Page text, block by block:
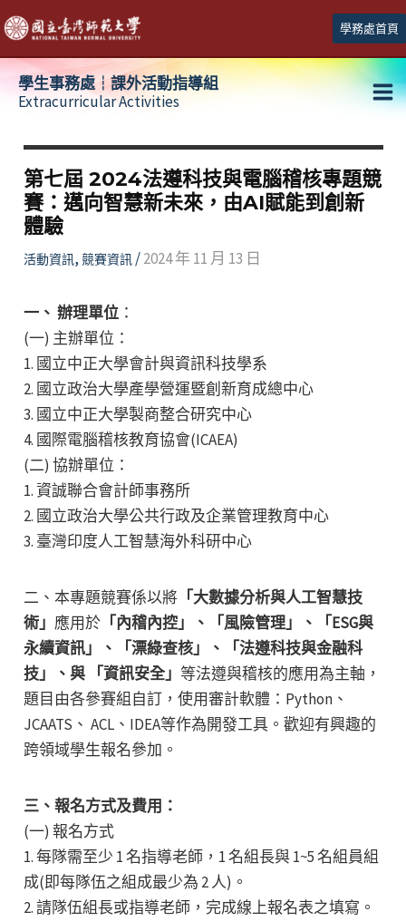
跳
至
主
學務處首頁
學生事務處┆課外活動指導組
Extracurricular Activities
第七屆 2024法遵科技與電腦稽核專題競
賽：邁向智慧新未來，由AI賦能到創新
體驗
活動資訊, 競賽資訊/2024 年 11 月 13 日
一、 辦理單位：
(一) 主辦單位：
1. 國立中正大學會計與資訊科技學系
2. 國立政治大學產學營運暨創新育成總中心
3. 國立中正大學製商整合研究中心
4. 國際電腦稽核教育協會(ICAEA)
(二) 協辦單位：
1. 資誠聯合會計師事務所
2. 國立政治大學公共行政及企業管理教育中心
3. 臺灣印度人工智慧海外科研中心
二、本專題競賽係以將「大數據分析與人工智慧技
術」 應用於「內稽內控」、「風險管理」、「ESG與
永續資訊」、「漂綠查核」、「法遵科技與金融科
技」、與 「資訊安全」 等法遵與稽核的應用為主軸，
題目由各參賽組自訂，使用審計軟體：Python、
JCAATS、 ACL、IDEA等作為開發工具。歡迎有興趣的
跨領域學生報名參加。
三、報名方式及費用：
(一) 報名方式
1. 每隊需至少 1 名指導老師，1 名組長與 1~5 名組員組
成(即每隊伍之組成最少為 2 人)。
2. 請隊伍組長或指導老師，完成線上報名表之填寫。